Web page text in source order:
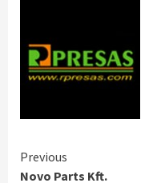
Continue
Previous
Novo Parts Kft.